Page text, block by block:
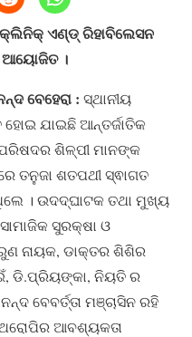
ଏଣ୍ଡ୍ ରିହାବିଲେସନ
ଆୟୋଜିତ ।
ବେହେରା : ସ୍ଥାନୀୟ
ଯାଇଛି ଆନ୍ତର୍ଜାତିକ
ଶିଳ୍ପୀ ମାନଙ୍କ
ତନୁଜା ଶତପଥୀ ସ୍ଵାଗତ
। ଉଦଦ୍ଘାଟକ ତଥା ମୁଖ୍ୟ
ସୁରକ୍ଷା ଓ
ନାୟକ, ଡାକ୍ତର ଶିଶିର
ଡି.ପ୍ରିୟଙ୍କା, ନିୟତି ର
ବେବର୍ତ୍ତା ମଞ୍ଚାସିନ ରହି
ଆବଶ୍ୟକତା